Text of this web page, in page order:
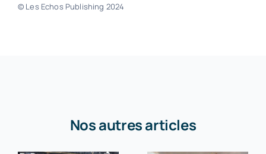
© Les Echos Publishing 2024
Nos autres articles